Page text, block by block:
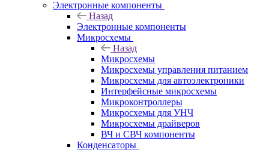
Электронные компоненты
Назад
Электронные компоненты
Микросхемы
Назад
Микросхемы
Микросхемы управления питанием
Микросхемы для автоэлектроники
Интерфейсные микросхемы
Микроконтроллеры
Микросхемы для УНЧ
Микросхемы драйверов
ВЧ и СВЧ компоненты
Конденсаторы